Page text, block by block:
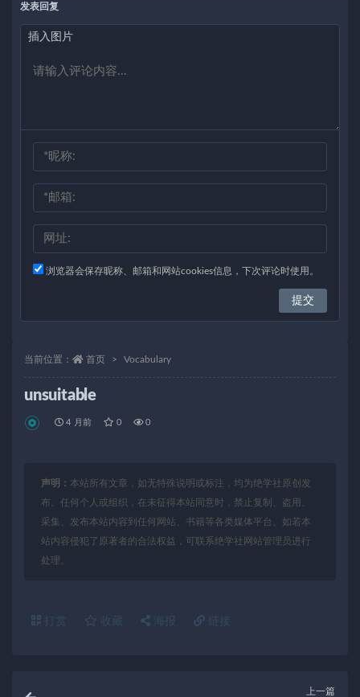
发表回复
插入图片
浏览器会保存昵称、邮箱和网站cookies信息，下次评论时使用。
当前位置： 首页 Vocabulary
unsuitable
4 月前 0 0
声明： 本站所有文章，如无特殊说明或标注，均为绝学社原创发
布。任何个人或组织，在未征得本站同意时，禁止复制、盗用、
采集、发布本站内容到任何网站、书籍等各类媒体平台。如若本
站内容侵犯了原著者的合法权益，可联系绝学社网站管理员进行
处理。
打赏 收藏 海报 链接
上一篇